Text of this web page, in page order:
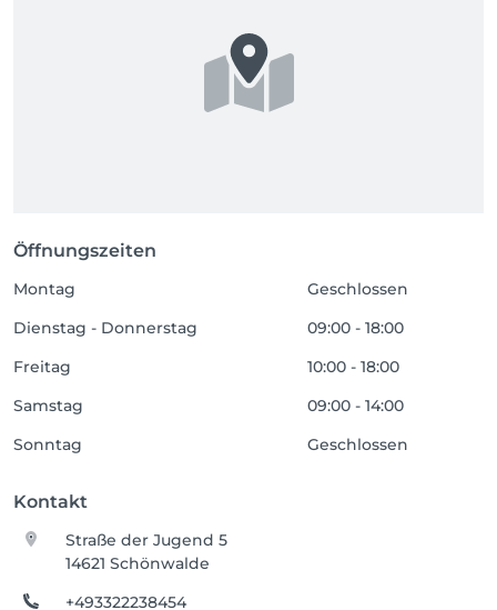
Öffnungszeiten
Montag
Geschlossen
Dienstag - Donnerstag
09:00 - 18:00
Freitag
10:00 - 18:00
Samstag
09:00 - 14:00
Sonntag
Geschlossen
Kontakt
Straße der Jugend 5
14621 Schönwalde
+493322238454